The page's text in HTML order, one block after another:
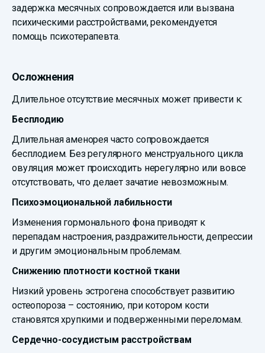
задержка месячных сопровождается или вызвана
психическими расстройствами, рекомендуется
помощь психотерапевта.
Осложнения
Длительное отсутствие месячных может привести к:
Бесплодию
Длительная аменорея часто сопровождается
бесплодием. Без регулярного менструального цикла
овуляция может происходить нерегулярно или вовсе
отсутствовать, что делает зачатие невозможным.
Психоэмоциональной лабильности
Изменения гормонального фона приводят к
перепадам настроения, раздражительности, депрессии
и другим эмоциональным проблемам.
Снижению плотности костной ткани
Низкий уровень эстрогена способствует развитию
остеопороза – состоянию, при котором кости
становятся хрупкими и подверженными переломам.
Сердечно-сосудистым расстройствам